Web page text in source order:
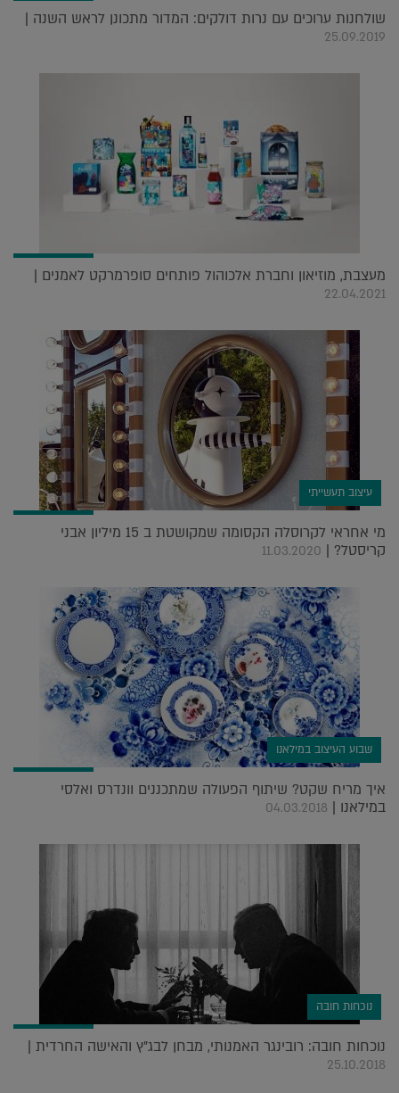
שולחנות ערוכים עם נרות דולקים: המדור מתכונן לראש השנה |
25.09.2019
מעצבת, מוזיאון וחברת אלכוהול פותחים סופרמרקט לאמנים |
22.04.2021
עיצוב תעשייתי
מי אחראי לקרוסלה הקסומה שמקושטת ב 15 מיליון אבני
קריסטל? | 11.03.2020
שבוע העיצוב במילאנו
איך מריח שקט? שיתוף הפעולה שמתכננים וונדרס ואלסי
במילאנו | 04.03.2018
נוכחות חובה
נוכחות חובה: רובינגר האמנותי, מבחן לבג"ץ והאישה החרדית |
25.10.2018